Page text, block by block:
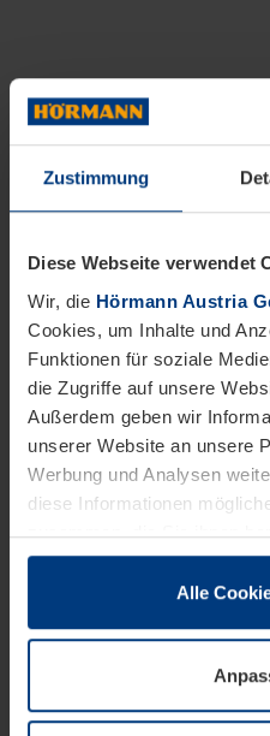
Zustimmung
Diese Webseite verwendet
Wir, die Hörmann Austria
Cookies, um Inhalte und
Funktionen für soziale
die Zugriffe auf unsere
Außerdem geben wir
unserer Website an unsere
Werbung und Analysen
diese Informationen
zusammen, die Sie ihnen
sie im Rahmen Ihrer
wenn diese für den Betrieb
notwendig sind. Für alle
wir Ihre Erlaubnis. Ihre
Alle